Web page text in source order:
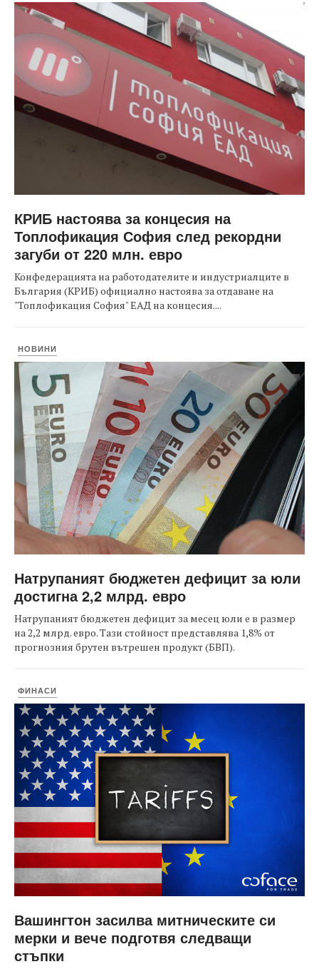
КРИБ настоява за концесия на
Топлофикация София след рекордни
загуби от 220 млн. евро
Конфедерацията на работодателите и индустриалците в
България (КРИБ) официално настоява за отдаване на
"Топлофикация София" ЕАД на концесия....
НОВИНИ
Натрупаният бюджетен дефицит за юли
достигна 2,2 млрд. евро
Натрупаният бюджетен дефицит за месец юли е в размер
на 2,2 млрд. евро. Тази стойност представлява 1,8% от
прогнозния брутен вътрешен продукт (БВП).
ФИНАСИ
Вашингтон засилва митническите си
мерки и вече подготвя следващи
стъпки